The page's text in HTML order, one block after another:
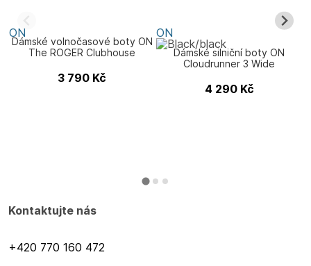
ON
Dámské volnočasové boty ON
The ROGER Clubhouse
3 790 Kč
ON
Dámské silniční boty ON
Cloudrunner 3 Wide
4 290 Kč
Kontaktujte nás
+420 770 160 472